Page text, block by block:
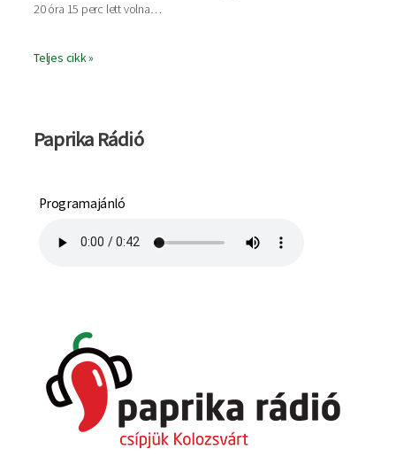
20 óra 15 perc lett volna…
Teljes cikk »
Paprika Rádió
Programajánló